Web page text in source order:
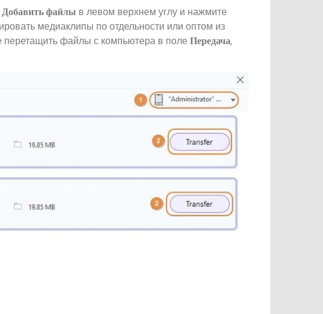
Добавить файлы в левом верхнем углу и нажмите
медиаклипы по отдельности или оптом из
перетащить файлы с компьютера в полеПередача,